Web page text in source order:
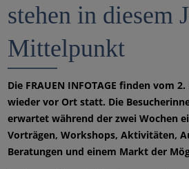
stehen in diesem
Mittelpunkt
Die FRAUEN INFOTAGE finden vom
wieder vor Ort statt. Die
erwartet während der zwei Wochen
Vorträgen, Workshops, Aktivitäten,
Beratungen und einem Markt der